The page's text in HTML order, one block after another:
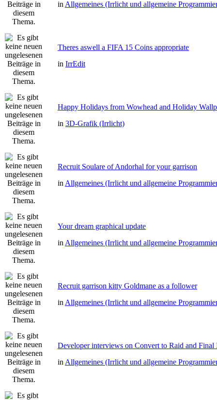
in Allgemeines (Irrlicht und allgemeine
Theres aswell a FIFA 15 Coins appropriate
in IrrEdit
Happy Holidays from Wowhead and Holiday
in 3D-Grafik (Irrlicht)
Recruit Soulare of Andorhal for your garrison
in Allgemeines (Irrlicht und allgemeine
Your dream graphical update
in Allgemeines (Irrlicht und allgemeine
Recruit garrison kitty Goldmane as a follower
in Allgemeines (Irrlicht und allgemeine
Developer interviews on Convert to Raid and Final
in Allgemeines (Irrlicht und allgemeine